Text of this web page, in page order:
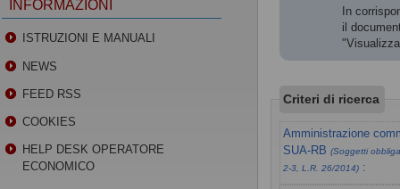
In
il
Criteri di ricerca
Amministrazione
SUA-RB(Soggetti
2-3, L.R. 26/2014) :
INFORMAZIONI
ISTRUZIONI E MANUALI
NEWS
FEED RSS
COOKIES
HELP DESK OPERATORE
ECONOMICO